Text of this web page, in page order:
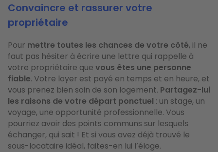
Convaincre et rassurer votre
propriétaire
Pour mettre toutes les chances de votre côté, il ne
faut pas hésiter à écrire une lettre qui rappelle à
votre propriétaire que vous êtes une personne
fiable. Votre loyer est payé en temps et en heure, et
vous prenez bien soin de son logement. Partagez-lui
les raisons de votre départ ponctuel : un stage, un
voyage, une opportunité professionnelle. Vous
pourriez avoir des points communs sur lesquels
échanger, qui sait ! Et si vous avez déjà trouvé le
sous-locataire idéal, faites-en lui l’éloge.